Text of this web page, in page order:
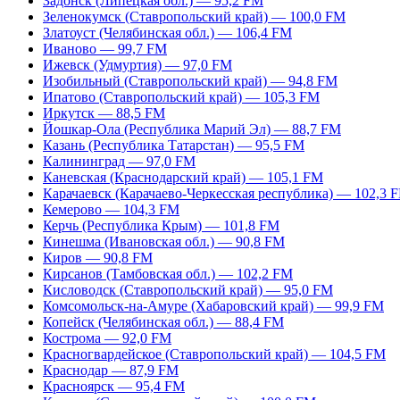
Зеленокумск (Ставропольский край) — 100,0 FM
Златоуст (Челябинская обл.) — 106,4 FM
Иваново — 99,7 FM
Ижевск (Удмуртия) — 97,0 FM
Изобильный (Ставропольский край) — 94,8 FM
Ипатово (Ставропольский край) — 105,3 FM
Иркутск — 88,5 FM
Йошкар-Ола (Республика Марий Эл) — 88,7 FM
Казань (Республика Татарстан) — 95,5 FM
Калининград — 97,0 FM
Каневская (Краснодарский край) — 105,1 FM
Карачаевск (Карачаево-Черкесская республика) — 102,3
Кемерово — 104,3 FM
Керчь (Республика Крым) — 101,8 FM
Кинешма (Ивановская обл.) — 90,8 FM
Киров — 90,8 FM
Кирсанов (Тамбовская обл.) — 102,2 FM
Кисловодск (Ставропольский край) — 95,0 FM
Комсомольск-на-Амуре (Хабаровский край) — 99,9 FM
Копейск (Челябинская обл.) — 88,4 FM
Кострома — 92,0 FM
Красногвардейское (Ставропольский край) — 104,5 FM
Краснодар — 87,9 FM
Красноярск — 95,4 FM